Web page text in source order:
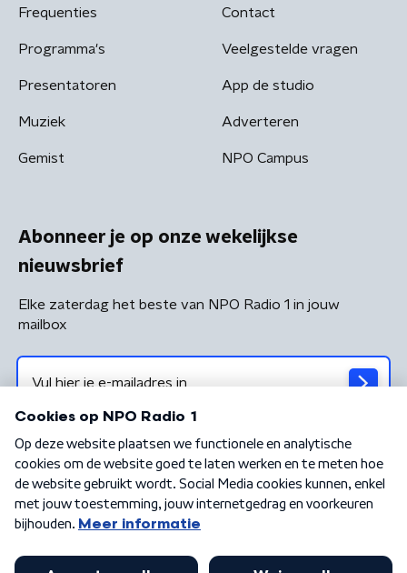
Frequenties
Programma's
Presentatoren
Muziek
Gemist
Contact
Veelgestelde vragen
App de studio
Adverteren
NPO Campus
Abonneer je op onze wekelijkse
nieuwsbrief
Elke zaterdag het beste van NPO Radio 1 in jouw
mailbox
Algemene voorwaarden